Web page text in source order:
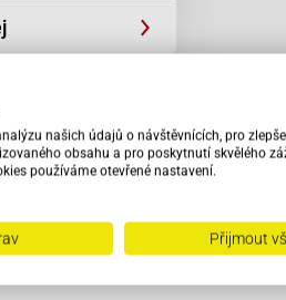
našich údajů o návštěvnících, pro
obsahu a pro poskytnutí skvělého
používáme otevřené nastavení.
Přijmout